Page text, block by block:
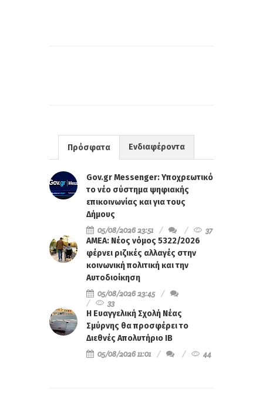
Πρόσφατα Ενδιαφέροντα
Gov.gr Messenger: Υποχρεωτικό
το νέο σύστημα ψηφιακής
επικοινωνίας και για τους
Δήμους
05/08/2026 23:51
37
ΑΜΕΑ: Νέος νόμος 5322/2026
φέρνει ριζικές αλλαγές στην
κοινωνική πολιτική και την
Αυτοδιοίκηση
05/08/2026 23:45
33
Η Ευαγγελική Σχολή Νέας
Σμύρνης θα προσφέρει το
Διεθνές Απολυτήριο IB
05/08/2026 11:01
44